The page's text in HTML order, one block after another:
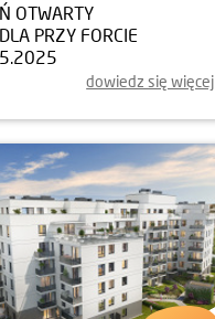
OTWARTY
PRZY FORCIE
dowiedz się więcej